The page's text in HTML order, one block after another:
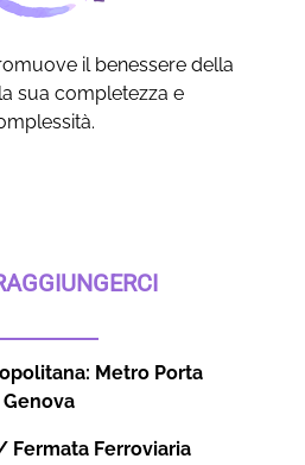
il benessere della
sua completezza e
Metro Porta
Genova
Fermata Ferroviaria